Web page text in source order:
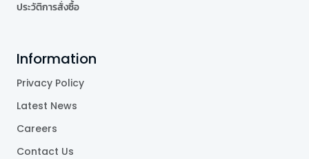
ประวัติการสั่งซื้อ
Information
Privacy Policy
Latest News
Careers
Contact Us